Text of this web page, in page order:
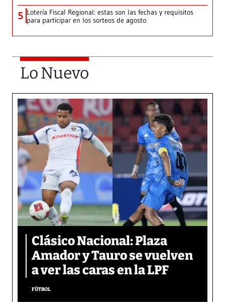
5 Lotería Fiscal Regional: estas son las fechas y requisitos
para participar en los sorteos de agosto
Lo Nuevo
Clásico Nacional: Plaza
Amador y Tauro se vuelven
a ver las caras en la LPF
FÚTBOL